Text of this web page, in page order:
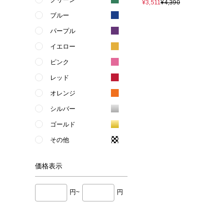
ブルー
パープル
イエロー
ピンク
レッド
オレンジ
シルバー
ゴールド
その他
価格表示
円~ 円
¥3,511¥4,390